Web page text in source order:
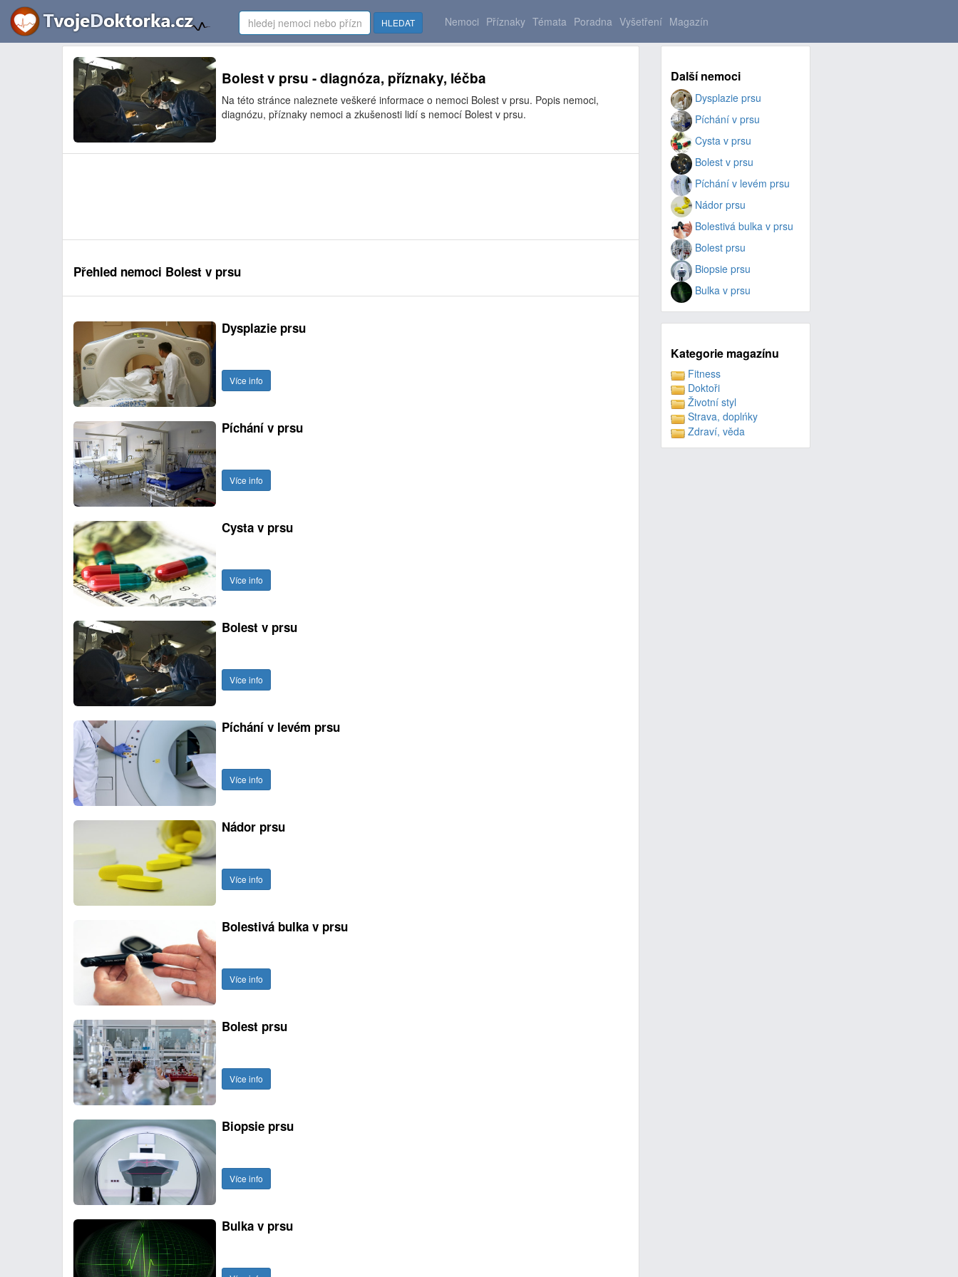
HLEDAT Nemoci Příznaky Témata Poradna Vyšetření Magazín
Bolest v prsu - diagnóza, příznaky, léčba
Na této stránce naleznete veškeré informace o nemoci Bolest v prsu. Popis nemoci,
diagnózu, příznaky nemoci a zkušenosti lidí s nemocí Bolest v prsu.
Přehled nemoci Bolest v prsu
Dysplazie prsu
Více info
Píchání v prsu
Více info
Cysta v prsu
Více info
Bolest v prsu
Více info
Píchání v levém prsu
Více info
Nádor prsu
Více info
Bolestivá bulka v prsu
Více info
Bolest prsu
Více info
Biopsie prsu
Více info
Bulka v prsu
Další nemoci
Dysplazie prsu
Píchání v prsu
Cysta v prsu
Bolest v prsu
Píchání v levém prsu
Nádor prsu
Bolestivá bulka v prsu
Bolest prsu
Biopsie prsu
Bulka v prsu
Kategorie magazínu
Fitness
Doktoři
Životní styl
Strava, doplńky
Zdraví, věda